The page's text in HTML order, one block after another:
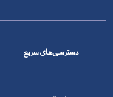
دسترسی‌های سریع